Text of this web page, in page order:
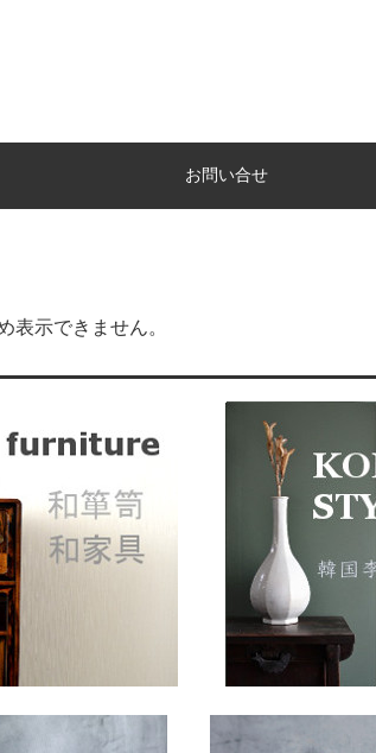
お問い合せ
表示できません。